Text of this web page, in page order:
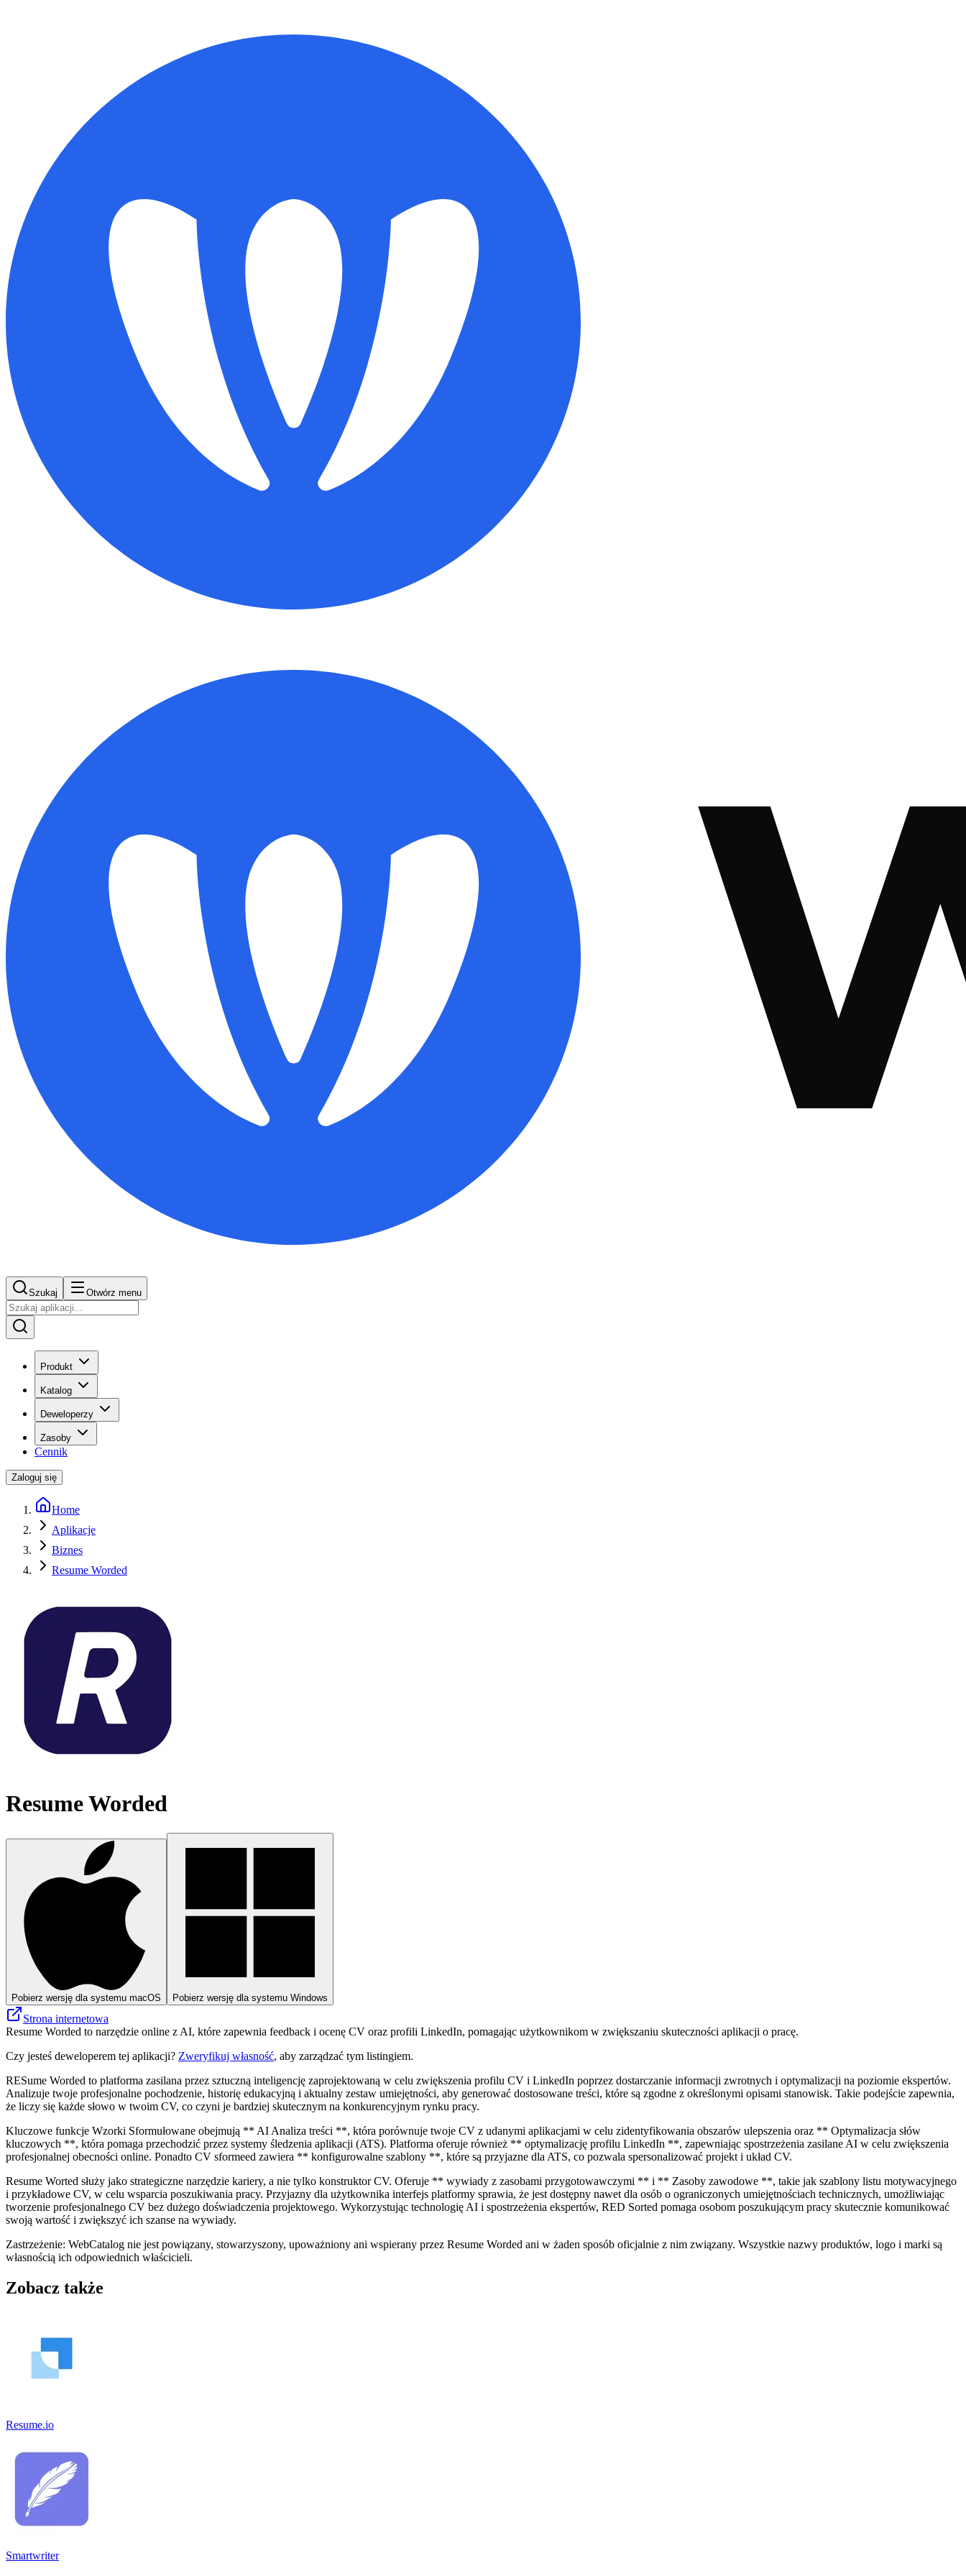
Szukaj Otwórz menu
Produkt
Katalog
Deweloperzy
Zasoby
Cennik
Zaloguj się
Home
Aplikacje
Biznes
Resume Worded
Resume Worded
Pobierz wersję dla systemu macOS Pobierz wersję dla systemu Windows
Strona internetowa
Resume Worded to narzędzie online z AI, które zapewnia feedback i ocenę CV oraz profili LinkedIn, pomagając użytkownikom w zwiększaniu skuteczności aplikacji o pracę.
Czy jesteś deweloperem tej aplikacji? Zweryfikuj własność, aby zarządzać tym listingiem.
RESume Worded to platforma zasilana przez sztuczną inteligencję zaprojektowaną w celu zwiększenia profilu CV i LinkedIn poprzez dostarczanie informacji zwrotnych i optymalizacji na poziomie ekspertów.
Analizuje twoje profesjonalne pochodzenie, historię edukacyjną i aktualny zestaw umiejętności, aby generować dostosowane treści, które są zgodne z określonymi opisami stanowisk. Takie podejście zapewnia,
że ​​liczy się każde słowo w twoim CV, co czyni je bardziej skutecznym na konkurencyjnym rynku pracy.
Kluczowe funkcje Wzorki Sformułowane obejmują ** AI Analiza treści **, która porównuje twoje CV z udanymi aplikacjami w celu zidentyfikowania obszarów ulepszenia oraz ** Optymalizacja słów
kluczowych **, która pomaga przechodzić przez systemy śledzenia aplikacji (ATS). Platforma oferuje również ** optymalizację profilu LinkedIn **, zapewniając spostrzeżenia zasilane AI w celu zwiększenia
profesjonalnej obecności online. Ponadto CV sformeed zawiera ** konfigurowalne szablony **, które są przyjazne dla ATS, co pozwala spersonalizować projekt i układ CV.
Resume Worted służy jako strategiczne narzędzie kariery, a nie tylko konstruktor CV. Oferuje ** wywiady z zasobami przygotowawczymi ** i ** Zasoby zawodowe **, takie jak szablony listu motywacyjnego
i przykładowe CV, w celu wsparcia poszukiwania pracy. Przyjazny dla użytkownika interfejs platformy sprawia, że ​​jest dostępny nawet dla osób o ograniczonych umiejętnościach technicznych, umożliwiając
tworzenie profesjonalnego CV bez dużego doświadczenia projektowego. Wykorzystując technologię AI i spostrzeżenia ekspertów, RED Sorted pomaga osobom poszukującym pracy skutecznie komunikować
swoją wartość i zwiększyć ich szanse na wywiady.
Zastrzeżenie: WebCatalog nie jest powiązany, stowarzyszony, upoważniony ani wspierany przez Resume Worded ani w żaden sposób oficjalnie z nim związany. Wszystkie nazwy produktów, logo i marki są
własnością ich odpowiednich właścicieli.
Zobacz także
Resume.io
Smartwriter